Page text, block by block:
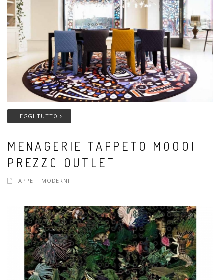
LEGGI TUTTO
MENAGERIE TAPPETO MOOOI
PREZZO OUTLET
TAPPETI MODERNI